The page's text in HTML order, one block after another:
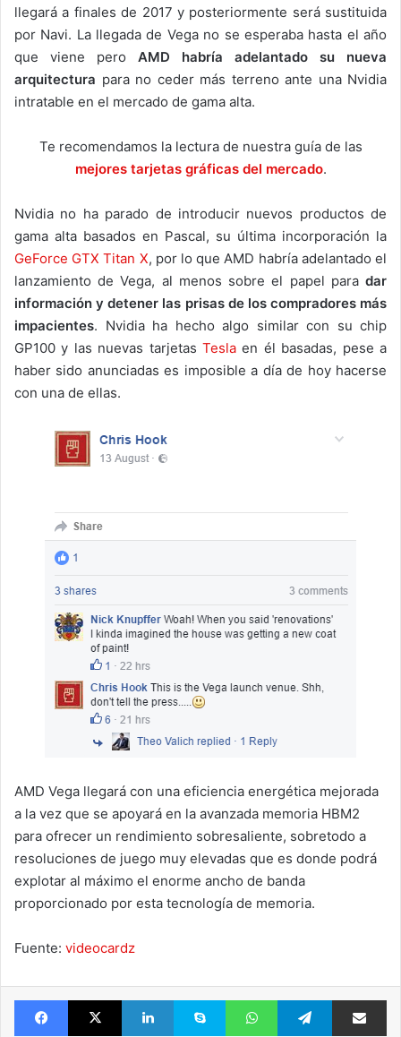
llegará a finales de 2017 y posteriormente será sustituida
por Navi. La llegada de Vega no se esperaba hasta el año
que viene pero AMD habría adelantado su nueva
arquitectura para no ceder más terreno ante una Nvidia
intratable en el mercado de gama alta.
Te recomendamos la lectura de nuestra guía de las
mejores tarjetas gráficas del mercado.
Nvidia no ha parado de introducir nuevos productos de
gama alta basados en Pascal, su última incorporación la
GeForce GTX Titan X, por lo que AMD habría adelantado el
lanzamiento de Vega, al menos sobre el papel para dar
información y detener las prisas de los compradores más
impacientes. Nvidia ha hecho algo similar con su chip
GP100 y las nuevas tarjetas Tesla en él basadas, pese a
haber sido anunciadas es imposible a día de hoy hacerse
con una de ellas.
AMD Vega llegará con una eficiencia energética mejorada
a la vez que se apoyará en la avanzada memoria HBM2
para ofrecer un rendimiento sobresaliente, sobretodo a
resoluciones de juego muy elevadas que es donde podrá
explotar al máximo el enorme ancho de banda
proporcionado por esta tecnología de memoria.
Fuente: videocardz
FacebookX LinkedIn Skype WhatsAppTelegram